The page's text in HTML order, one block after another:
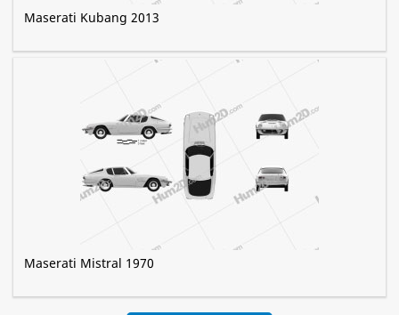
Maserati Kubang 2013
Maserati Mistral 1970